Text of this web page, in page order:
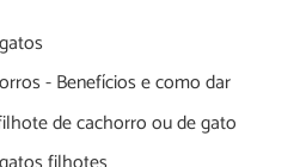
- Benefícios e como dar
de cachorro ou de gato